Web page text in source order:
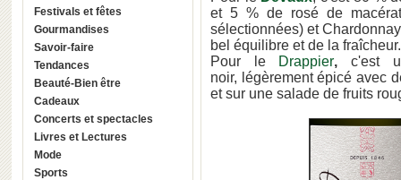
Festivals et fêtes
Gourmandises
Savoir-faire
Tendances
Beauté-Bien être
Cadeaux
Concerts et spectacles
Livres et Lectures
Mode
Sports
et 5 % de rosé de
sélectionnées) et
bel équilibre et de la
Pour le
Drappier, c'est
noir, légèrement épicé avec
et sur une salade de fruits